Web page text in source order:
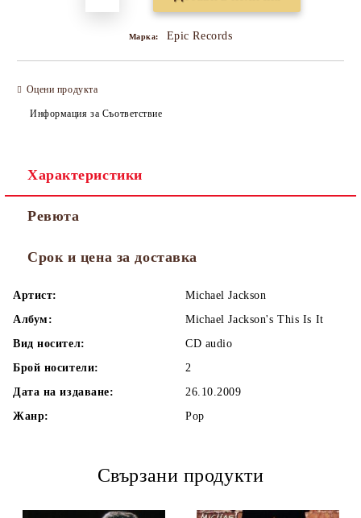
Марка: Epic Records
Оцени продукта
Информация за Съответствие
Характеристики
Ревюта
Срок и цена за доставка
Артист:
Michael Jackson
Албум:
Michael Jackson's This Is It
Вид носител:
CD audio
Брой носители:
2
Дата на издаване:
26.10.2009
Жанр:
Pop
Свързани продукти